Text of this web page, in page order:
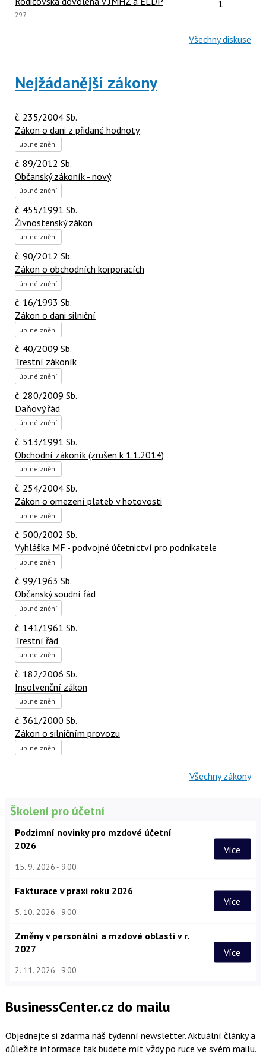
1
Poslední
29.7.
Všechny diskuse
Nejžádanější zákony
č. 235/2004 Sb.
Zákon o dani z přidané hodnoty
úplné znění
č. 89/2012 Sb.
Občanský zákoník - nový
úplné znění
č. 455/1991 Sb.
Živnostenský zákon
úplné znění
č. 90/2012 Sb.
Zákon o obchodních korporacích
úplné znění
č. 16/1993 Sb.
Zákon o dani silniční
úplné znění
č. 40/2009 Sb.
Trestní zákoník
úplné znění
č. 280/2009 Sb.
Daňový řád
úplné znění
č. 513/1991 Sb.
Obchodní zákoník (zrušen k 1.1.2014)
úplné znění
č. 254/2004 Sb.
Zákon o omezení plateb v hotovosti
úplné znění
č. 500/2002 Sb.
Vyhláška MF - podvojné účetnictví pro podnikatele
úplné znění
č. 99/1963 Sb.
Občanský soudní řád
úplné znění
č. 141/1961 Sb.
Trestní řád
úplné znění
č. 182/2006 Sb.
Insolvenční zákon
úplné znění
č. 361/2000 Sb.
Zákon o silničním provozu
úplné znění
Všechny zákony
Školení pro účetní
Podzimní novinky pro mzdové účetní
2026
15. 9. 2026 9:00
Více
Fakturace v praxi roku 2026
5. 10. 2026 9:00
Více
Změny v personální a mzdové oblasti v r.
2027
2. 11. 2026 9:00
Více
BusinessCenter.cz do mailu
Objednejte si zdarma náš týdenní newsletter. Aktuální články a
důležité informace tak budete mít vždy po ruce ve svém mailu.